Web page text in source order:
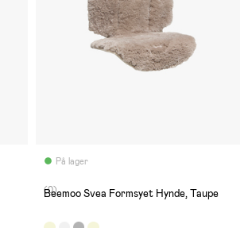
På lager
(0) Beemoo Svea Formsyet Hynde, Taupe